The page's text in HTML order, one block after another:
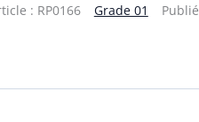
: RP0166 Grade 01